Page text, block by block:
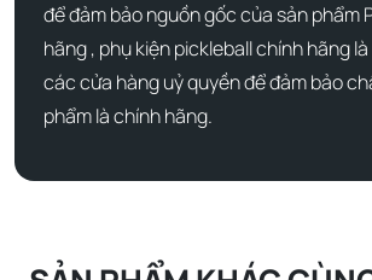
để đảm bảo nguồn gốc của sản phẩm
hãng , phụ kiện pickleball chính hãng
các cửa hàng uỷ quyền để đảm bảo
phẩm là chính hãng.